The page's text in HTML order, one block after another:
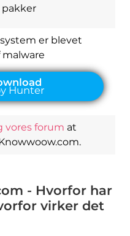
er blevet
vores forum at
- Hvorfor har
virker det